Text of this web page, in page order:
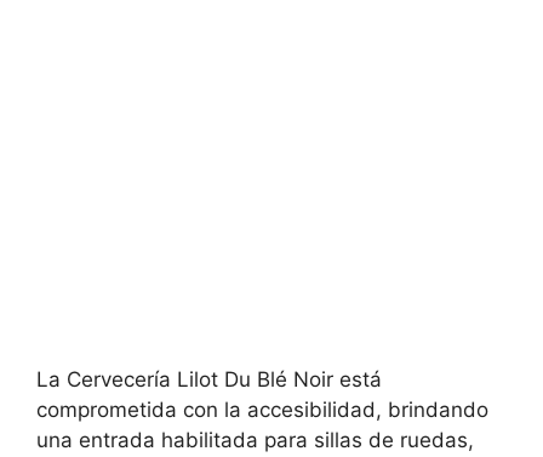
La Cervecería Lilot Du Blé Noir está
comprometida con la accesibilidad, brindando
una entrada habilitada para sillas de ruedas,